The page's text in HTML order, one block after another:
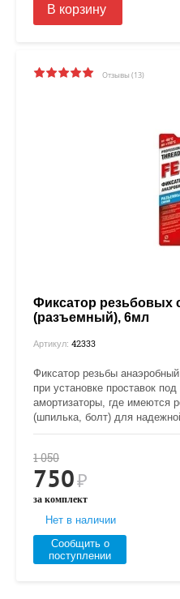
В корзину
Отзывы (13)
Фиксатор резьбовых
(разъемный), 6мл
Артикул: 42333
Фиксатор резьбы
при установке проставок
амортизаторы, где имеются
(шпилька, болт) для
1 050
750₽
за комплект
Нет в наличии
Сообщить о
поступлении